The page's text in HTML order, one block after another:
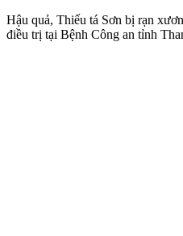
Hậu quả, Thiếu tá Sơn bị rạn
điều trị tại Bệnh Công an tỉnh